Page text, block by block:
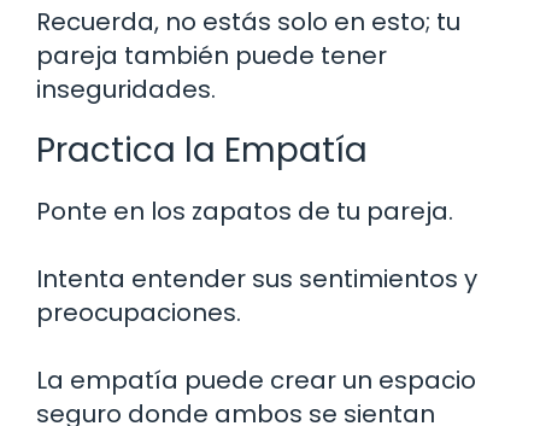
Recuerda, no estás solo en esto; tu
pareja también puede tener
inseguridades.
Practica la Empatía
Ponte en los zapatos de tu pareja.
Intenta entender sus sentimientos y
preocupaciones.
La empatía puede crear un espacio
seguro donde ambos se sientan